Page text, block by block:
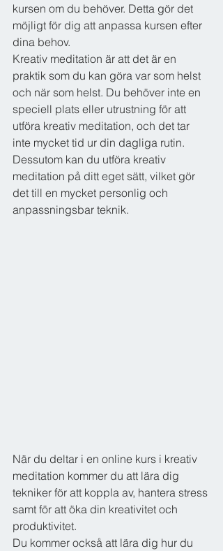
kursen om du behöver. Detta gör det
möjligt för dig att anpassa kursen efter
dina behov.
Kreativ meditation är att det är en
praktik som du kan göra var som helst
och när som helst. Du behöver inte en
speciell plats eller utrustning för att
utföra kreativ meditation, och det tar
inte mycket tid ur din dagliga rutin.
Dessutom kan du utföra kreativ
meditation på ditt eget sätt, vilket gör
det till en mycket personlig och
anpassningsbar teknik.
När du deltar i en online kurs i kreativ
meditation kommer du att lära dig
tekniker för att koppla av, hantera stress
samt för att öka din kreativitet och
produktivitet.
Du kommer också att lära dig hur du